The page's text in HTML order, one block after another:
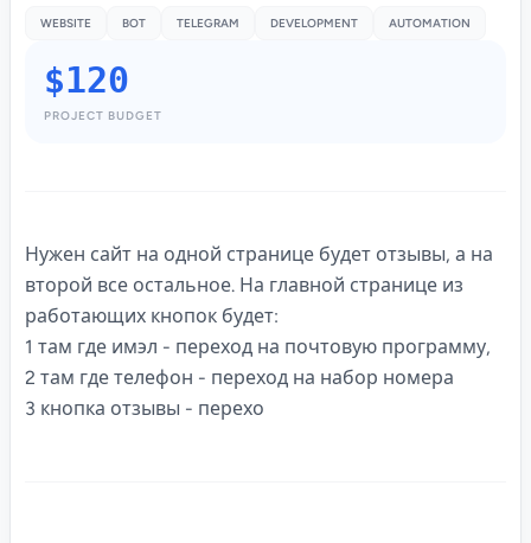
WEBSITE BOT TELEGRAM DEVELOPMENT AUTOMATION
$120
PROJECT BUDGET
Нужен сайт на одной странице будет отзывы, а на
второй все остальное. На главной странице из
работающих кнопок будет:
1 там где имэл - переход на почтовую программу,
2 там где телефон - переход на набор номера
3 кнопка отзывы - перехо